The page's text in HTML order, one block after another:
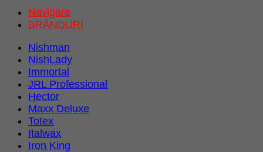
Navigare
BRĂNDURI
Nishman
NishLady
Immortal
JRL Professional
Hector
Maxx Deluxe
Totex
Italwax
Iron King